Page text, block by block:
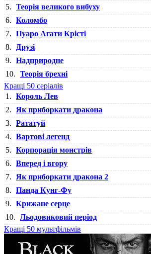
5. Теорія великого вибуху
6. Коломбо
7. Пуаро Агати Крісті
8.
Друзі
9. Надприродне
10. Теорія брехні
Кращі 50 серіалів
1. Король Лев
2.
Як приборкати дракона
3. Рататуй
4. Вартові легенд
5. Корпорація монстрів
6. Вперед і вгору
7.
Як приборкати дракона 2
8. Панда Кунг-Фу
9. Крижане серце
10. Льодовиковий період
Кращі 50 мультфільмів